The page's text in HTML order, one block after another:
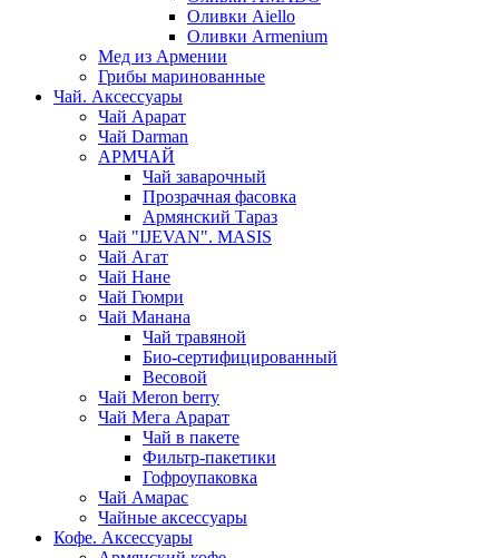
Оливки Aiello
Оливки Armenium
Мед из Армении
Грибы маринованные
Чай. Аксессуары
Чай Арарат
Чай Darman
АРМЧАЙ
Чай заварочный
Прозрачная фасовка
Армянский Тараз
Чай "IJEVAN". MASIS
Чай Агат
Чай Нане
Чай Гюмри
Чай Манана
Чай травяной
Био-сертифицированный
Весовой
Чай Meron berry
Чай Мега Арарат
Чай в пакете
Фильтр-пакетики
Гофроупаковка
Чай Амарас
Чайные аксессуары
Кофе. Аксессуары